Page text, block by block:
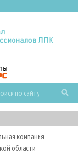
компания
области